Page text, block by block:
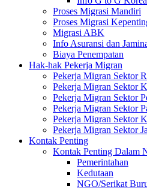
Proses Migrasi Mandiri
Proses Migrasi
Migrasi ABK
Info Asuransi dan
Biaya Penempatan
Hak-hak Pekerja Migran
Pekerja Migran Sektor
Pekerja Migran Sektor
Pekerja Migran Sektor
Pekerja Migran Sektor
Pekerja Migran Sektor
Pekerja Migran Sektor
Kontak Penting
Kontak Penting Dalam
Pemerintahan
Kedutaan
NGO/Serikat